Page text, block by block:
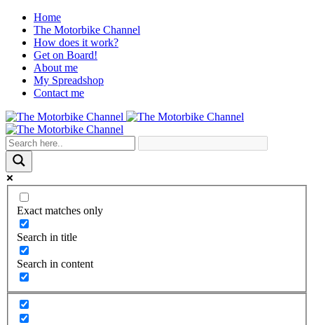
Home
The Motorbike Channel
How does it work?
Get on Board!
About me
My Spreadshop
Contact me
Exact matches only
Search in title
Search in content